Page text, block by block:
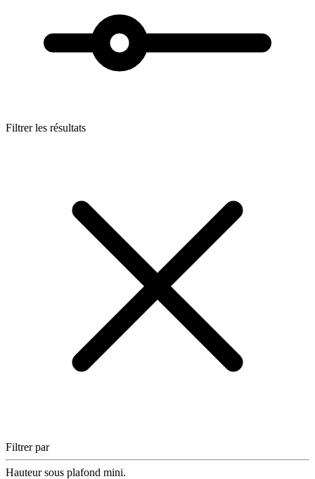
Filtrer les résultats
Filtrer par
Hauteur sous plafond mini.